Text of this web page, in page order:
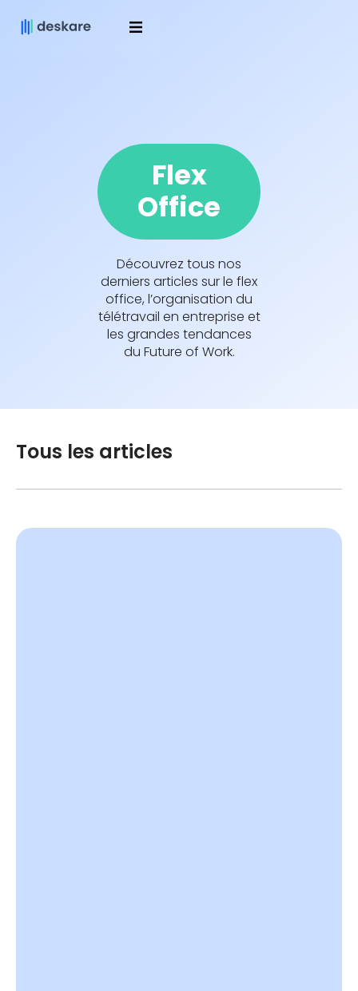
Flex
Office
Découvrez tous nos
derniers articles sur le flex
office, l’organisation du
télétravail en entreprise et
les grandes tendances
du Future of Work.
Tous les articles